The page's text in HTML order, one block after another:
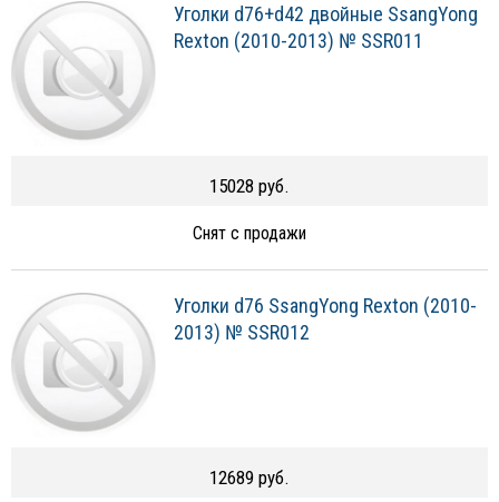
Уголки d76+d42 двойные SsangYong
Rexton (2010-2013) № SSR011
15028 руб.
Снят с продажи
Уголки d76 SsangYong Rexton (2010-
2013) № SSR012
12689 руб.